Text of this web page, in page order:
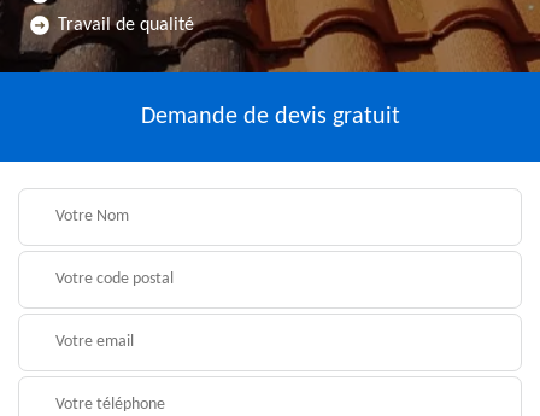
Travail de qualité
Demande de devis gratuit